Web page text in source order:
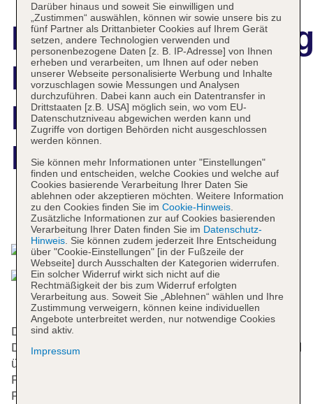
Duo Milan Porta
Nuova, a Tribute
Portfolio Hotel
Das bietet Ihre Unterkunft
Die 11 Suiten, die 43 Einzel- und die 200
Doppelzimmer verteilen sich auf 12 Etagen und sind
über einen Aufzug erreichbar. Mehrsprachiges
Personal (Englisch, Deutsch, Französisch) an der
Rezeption im Empfangsbereich steht zur Seite beim
Darüber hinaus und soweit Sie einwilligen und
„Zustimmen“ auswählen, können wir sowie unsere bis zu
fünf Partner als Drittanbieter Cookies auf Ihrem Gerät
setzen, andere Technologien verwenden und
personenbezogene Daten [z. B. IP-Adresse] von Ihnen
erheben und verarbeiten, um Ihnen auf oder neben
unserer Webseite personalisierte Werbung und Inhalte
vorzuschlagen sowie Messungen und Analysen
durchzuführen. Dabei kann auch ein Datentransfer in
Drittstaaten [z.B. USA] möglich sein, wo vom EU-
Datenschutzniveau abgewichen werden kann und
Zugriffe von dortigen Behörden nicht ausgeschlossen
werden können.
Sie können mehr Informationen unter "Einstellungen"
finden und entscheiden, welche Cookies und welche auf
Cookies basierende Verarbeitung Ihrer Daten Sie
ablehnen oder akzeptieren möchten. Weitere Information
zu den Cookies finden Sie im Cookie-Hinweis.
Zusätzliche Informationen zur auf Cookies basierenden
Verarbeitung Ihrer Daten finden Sie im Datenschutz-
Hinweis. Sie können zudem jederzeit Ihre Entscheidung
über "Cookie-Einstellungen" [in der Fußzeile der
Webseite] durch Ausschalten der Kategorien widerrufen.
Ein solcher Widerruf wirkt sich nicht auf die
Rechtmäßigkeit der bis zum Widerruf erfolgten
Verarbeitung aus. Soweit Sie „Ablehnen“ wählen und Ihre
Zustimmung verweigern, können keine individuellen
Angebote unterbreitet werden, nur notwendige Cookies
sind aktiv.
Impressum